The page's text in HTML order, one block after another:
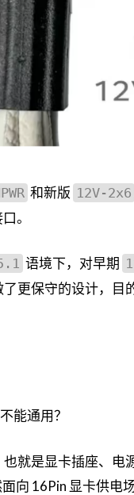
和新版 12V-2x6
。
语境下，对早期
更保守的设计，目
能通用？
就是显卡插座、电
向 16Pin 显卡供电场